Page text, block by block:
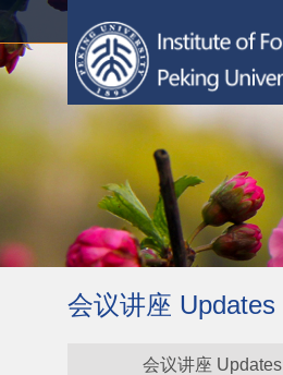
会议讲座 Updates
会议讲座 Updates